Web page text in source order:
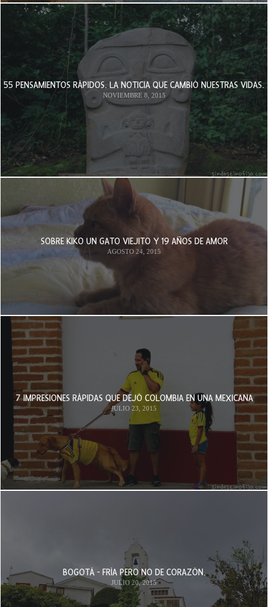
55 PENSAMIENTOS RÁPIDOS. LA NOTICIA QUE CAMBIÓ NUESTRAS VIDAS.
NOVIEMBRE 8, 2015
SOBRE KIKO UN GATO VIEJITO Y 19 AÑOS DE AMOR
AGOSTO 24, 2015
7 IMPRESIONES RÁPIDAS QUE DEJÓ COLOMBIA EN UNA MEXICANA
JULIO 23, 2015
BOGOTÁ - FRÍA PERO NO DE CORAZÓN.
JULIO 20, 2015